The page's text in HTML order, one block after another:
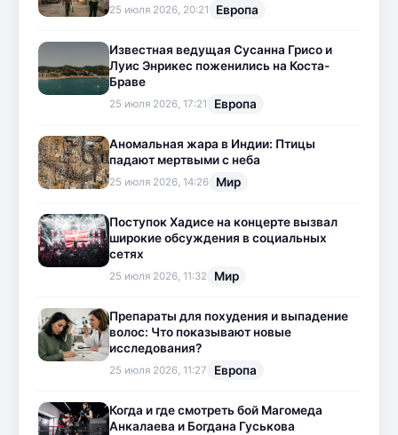
25 июля 2026, 20:21 Европа
Известная ведущая Сусанна Грисо и
Луис Энрикес поженились на Коста-
Браве
25 июля 2026, 17:21 Европа
Аномальная жара в Индии: Птицы
падают мертвыми с неба
25 июля 2026, 14:26 Мир
Поступок Хадисе на концерте вызвал
широкие обсуждения в социальных
сетях
25 июля 2026, 11:32 Мир
Препараты для похудения и выпадение
волос: Что показывают новые
исследования?
25 июля 2026, 11:27 Европа
Когда и где смотреть бой Магомеда
Анкалаева и Богдана Гуськова